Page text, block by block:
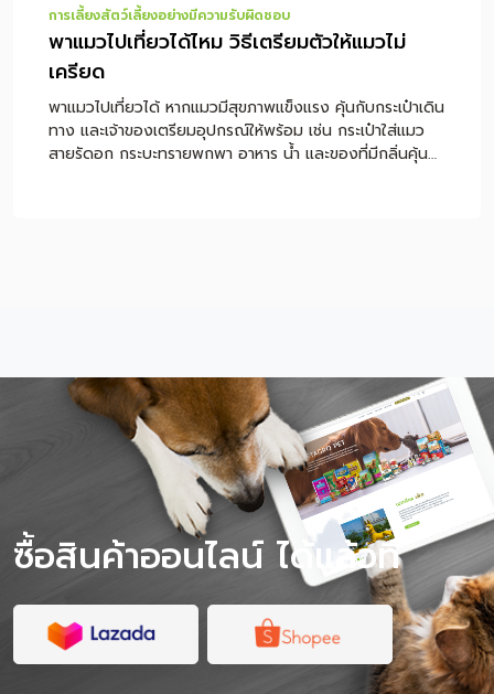
การเลี้ยงสัตว์เลี้ยงอย่างมีความรับผิดชอบ
พาแมวไปเที่ยวได้ไหม วิธีเตรียมตัวให้แมวไม่
เครียด
พาแมวไปเที่ยวได้ หากแมวมีสุขภาพแข็งแรง คุ้นกับกระเป๋าเดิน
ทาง และเจ้าของเตรียมอุปกรณ์ให้พร้อม เช่น กระเป๋าใส่แมว
สายรัดอก กระบะทรายพกพา อาหาร น้ำ และของที่มีกลิ่นคุ้น
ทริป แมวของคุณเหมาะกับการเที่ยวไหม? พาแมวไปเที่ยว
ต้องเตรียมอะไรบ้าง? วิธีฝึกแมวให้คุ้นกับกระเป๋าเดินทางก่อน
วันจริง ระหว่างเดินทางด้วยรถยนต์ ต้องดูแลแมวยังไง?
ควรให้อาหารแมวก่อนเดินทางไหม? ถึงที่พักแล้วควรทำ
อย่างไรให้แมวปรับตัวเร็ว? พาแมวไปเที่ยว vs ฝากเลี้ยง แบบ
ไหนดีกว่า? โภชนาการระหว่างทริป สำคัญกว่าที่คิด ข้อควร
ระวังเมื่อพาแมวไปเที่ยว สรุป พาแมว […]
ซื้อสินค้าออนไลน์ ได้แล้วที่